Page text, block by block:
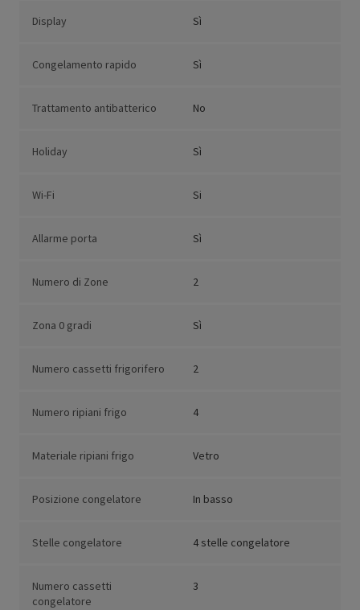
Display Sì
Congelamento rapido Sì
Trattamento antibatterico No
Holiday Sì
Wi-Fi Si
Allarme porta Sì
Numero di Zone 2
Zona 0 gradi Sì
Numero cassetti frigorifero 2
Numero ripiani frigo 4
Materiale ripiani frigo Vetro
Posizione congelatore In basso
Stelle congelatore 4 stelle congelatore
Numero cassetti
congelatore
3